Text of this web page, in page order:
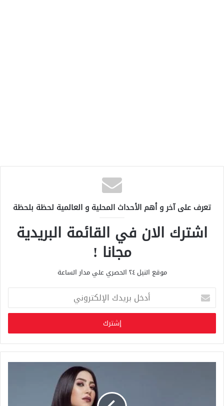
تعرف على آخر و أهم الأحداث المحلية و العالمية لحظة بلحظة
اشترك الان في القائمة البريدية
مجانا !
موقع النيل ٢٤ الحصري علي مدار الساعة
خ
ب
ر
ي
د